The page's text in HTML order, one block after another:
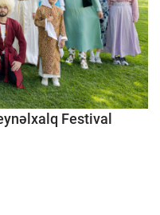
Festival